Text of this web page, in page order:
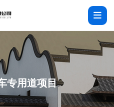
专用道项目